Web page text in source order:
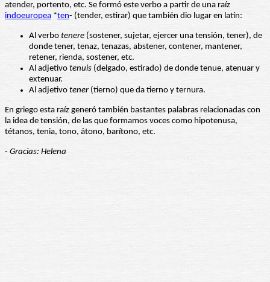
atender, portento, etc. Se formó este verbo a partir de una raíz
indoeuropea *ten- (tender, estirar) que también dio lugar en latín:
Al verbo tenere (sostener, sujetar, ejercer una tensión, tener), de
donde tener, tenaz, tenazas, abstener, contener, mantener,
retener, rienda, sostener, etc.
Al adjetivo tenuis (delgado, estirado) de donde tenue, atenuar y
extenuar.
Al adjetivo tener(tierno) que da tierno y ternura.
En griego esta raíz generó también bastantes palabras relacionadas con
la idea de tensión, de las que formamos voces como hipotenusa,
tétanos, tenia, tono, átono, barítono, etc.
- Gracias: Helena